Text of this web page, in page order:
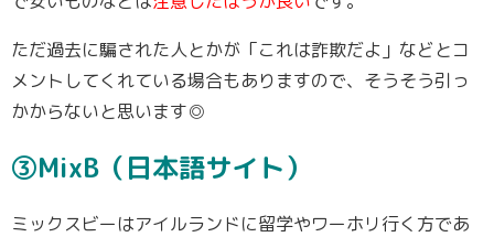
ただ過去に騙された人とかが「これは詐欺だよ」などとコ
メントしてくれている場合もありますので、そうそう引っ
かからないと思います◎
③MixB（日本語サイト）
ミックスビーはアイルランドに留学やワーホリ行く方であ